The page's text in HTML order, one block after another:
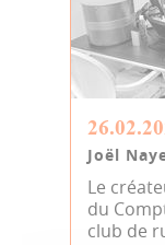
Joël
Le
du
club de